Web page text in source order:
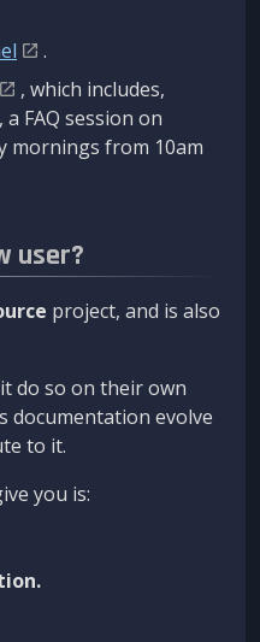
.
, which includes,
FAQ session on
mornings from 10am
user?
project, and is also
do so on their own
documentation evolve
to it.
you is: